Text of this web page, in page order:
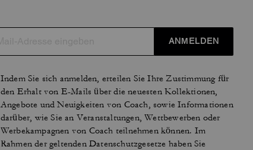
ANMELDEN
Indem Sie sich anmelden, erteilen Sie Ihre Zustimmung für
den Erhalt von E-Mails über die neuesten Kollektionen,
Angebote und Neuigkeiten von Coach, sowie Informationen
darüber, wie Sie an Veranstaltungen, Wettbewerben oder
Werbekampagnen von Coach teilnehmen können. Im
Rahmen der geltenden Datenschutzgesetze haben Sie